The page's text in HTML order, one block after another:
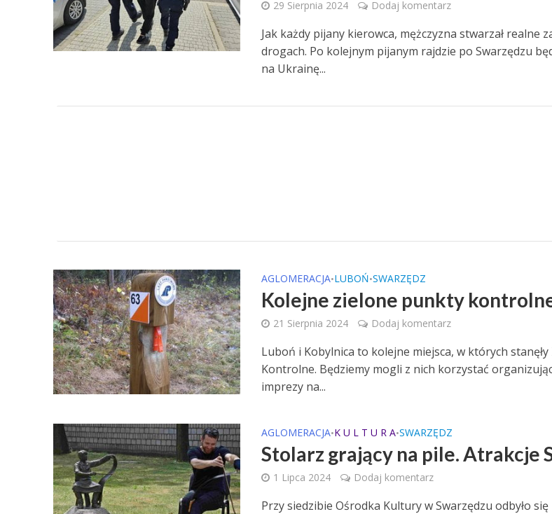
29 Sierpnia 2024 Dodaj komentarz
Jak każdy pijany kierowca, mężczyzna stwarzał realne
drogach. Po kolejnym pijanym rajdzie po Swarzędzu
na Ukrainę...
AGLOMERACJA•LUBOŃ•SWARZĘDZ
Kolejne zielone punkty
21 Sierpnia 2024 Dodaj komentarz
Luboń i Kobylnica to kolejne miejsca, w których
Kontrolne. Będziemy mogli z nich korzystać
imprezy na...
AGLOMERACJA•K U L T U R A•SWARZĘDZ
Stolarz grający na pile. Atrakcje
1 Lipca 2024 Dodaj komentarz
Przy siedzibie Ośrodka Kultury w Swarzędzu odbyło